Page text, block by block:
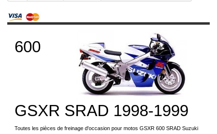
600
GSXR SRAD 1998-1999
Toutes les pièces de freinage d'occasion pour motos GSXR 600 SRAD Suzuki